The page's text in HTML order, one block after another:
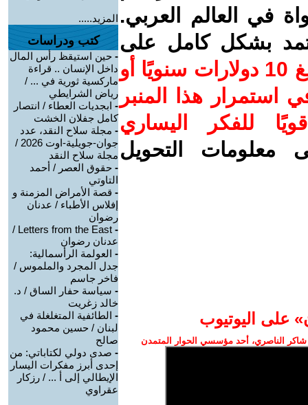
في العالم العربي.
بشكل كامل على
ساهم/ي معنا! بدعمكم بمبلغ 10 دولارات سنويًا أو
استمرار هذا المنبر
للفكر اليساري
معلومات التحويل
على اليوتيوب
الناصري، أحد مؤسسي الحوار المتمدن
المزيد.....
كتب ودراسات
- حين استيقظ رأس المال
داخل الإنسان .. قراءة
ماركسية ثورية في ... /
رياض الشرايطي
- ابجديات العطاء / انتصار
كامل جفلان الخشت
- مجلة سلاح النقد، عدد
جوان-جويلية-اوت 2026 /
مجلة سلاح النقد
- حقوق العصر / أحمد
التاوتي
- قصة الأمراض المزمنة و
إفلاس الأطباء / عدنان
رضوان
-
Letters from the East /
عدنان رضوان
- العولمة الرأسمالية:
جدل المجرد والملموس /
فاخر جاسم
- سياسة حفار الساق / د.
خالد زغريت
- الطائفية المتغلغلة في
لبنان / حسين محمود
صالح
- صدى دولي لكتاباتي: من
إحدى أبرز مفكرات اليسار
الإيطالي إلى أ ... / رزكار
عقراوي